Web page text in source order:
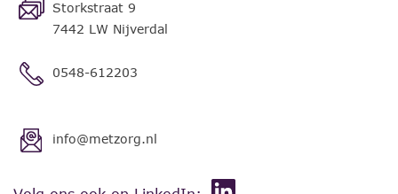
Storkstraat 9
7442 LW Nijverdal
0548-612203
info@metzorg.nl